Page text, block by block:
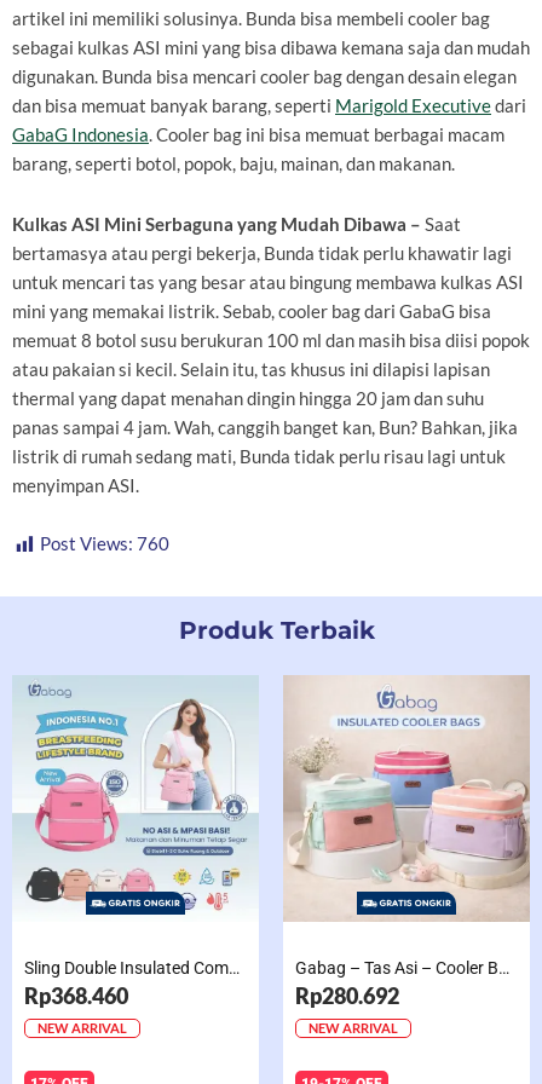
artikel ini memiliki solusinya. Bunda bisa membeli cooler bag
sebagai kulkas ASI mini yang bisa dibawa kemana saja dan mudah
digunakan. Bunda bisa mencari cooler bag dengan desain elegan
dan bisa memuat banyak barang, seperti Marigold Executivedari
GabaG Indonesia. Cooler bag ini bisa memuat berbagai macam
barang, seperti botol, popok, baju, mainan, dan makanan.
Kulkas ASI Mini Serbaguna yang Mudah Dibawa – Saat
bertamasya atau pergi bekerja, Bunda tidak perlu khawatir lagi
untuk mencari tas yang besar atau bingung membawa kulkas ASI
mini yang memakai listrik. Sebab, cooler bag dari GabaG bisa
memuat 8 botol susu berukuran 100 ml dan masih bisa diisi popok
atau pakaian si kecil. Selain itu, tas khusus ini dilapisi lapisan
thermal yang dapat menahan dingin hingga 20 jam dan suhu
panas sampai 4 jam. Wah, canggih banget kan, Bun? Bahkan, jika
listrik di rumah sedang mati, Bunda tidak perlu risau lagi untuk
menyimpan ASI.
Post Views: 760
Produk Terbaik
Sling Double Insulated Compartment Cappucino Black, Creamy, Salem, Chocolate
Rp368.460
NEW ARRIVAL
Gabag – Tas Asi – Cooler Bag Sling Single Compartment Mint Grape Bubble
Rp280.692
NEW ARRIVAL